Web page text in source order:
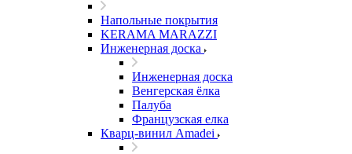
Напольные покрытия
KERAMA MARAZZI
Инженерная доска
Инженерная доска
Венгерская ёлка
Палуба
Французская елка
Кварц-винил Amadei